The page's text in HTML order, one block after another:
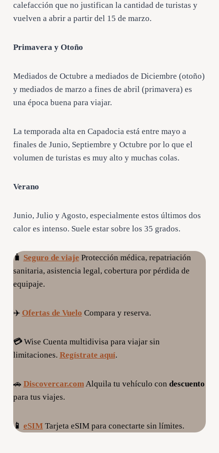
calefacción que no justifican la cantidad de turistas y
vuelven a abrir a partir del 15 de marzo.
Primavera y Otoño
Mediados de Octubre a mediados de Diciembre (otoño)
y mediados de marzo a fines de abril (primavera) es
una época buena para viajar.
La temporada alta en Capadocia está entre mayo a
finales de Junio, Septiembre y Octubre por lo que el
volumen de turistas es muy alto y muchas colas.
Verano
Junio, Julio y Agosto, especialmente estos últimos dos
calor es intenso. Suele estar sobre los 35 grados.
🧳 Seguro de viaje Protección médica, repatriación
sanitaria, asistencia legal, cobertura por pérdida de
equipaje.
✈️ Ofertas de Vuelo Compara y reserva.
💳Wise Cuenta multidivisa para viajar sin
limitaciones. Regístrate aquí.
🚗 Discovercar.comAlquila tu vehículo con descuento
para tus viajes.
📱 eSIMTarjeta eSIM para conectarte sin límites.